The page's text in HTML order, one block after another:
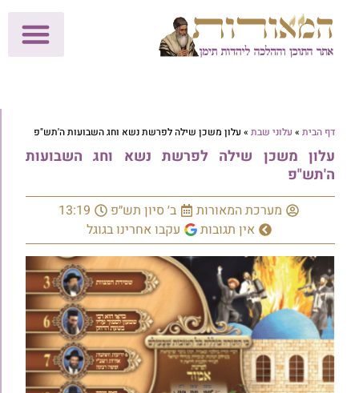
דף הבית » עלוני שבת » עלון משכן שילה לפרשת נשא וחג השבועות ה'תש"פ
עלון משכן שילה לפרשת נשא וחג השבועות
ה'תש"פ
מערכת המאורות ב׳ סיון תש״פ
13:19
אין תגובות
עקבו אחרינו בגוגל